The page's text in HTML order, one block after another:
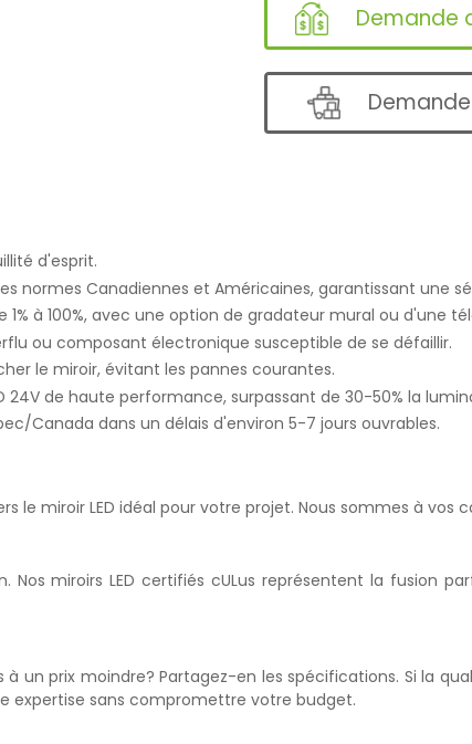
Demande
d'esprit.
normes Canadiennes et Américaines, garantissant une
à 100%, avec une option de gradateur mural ou d'une
ou composant électronique susceptible de se défaillir.
le miroir, évitant les pannes courantes.
24V de haute performance, surpassant de 30-50% la
Canada dans un délais d'environ 5-7 jours ouvrables.
le miroir LED idéal pour votre projet. Nous sommes à
Nos miroirs LED certifiés cULus représentent la fusion
à un prix moindre? Partagez-en les spécifications. Si la
expertise sans compromettre votre budget.